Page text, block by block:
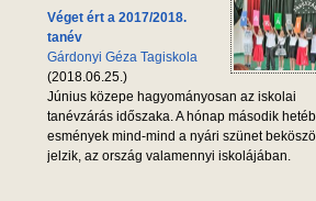
Véget ért a 2017/2018.
tanév
Gárdonyi Géza Tagiskola
(2018.06.25.)
Június közepe hagyományosan az iskolai
tanévzárás időszaka. A hónap második
esmények mind-mind a nyári szünet
jelzik, az ország valamennyi iskolájában.